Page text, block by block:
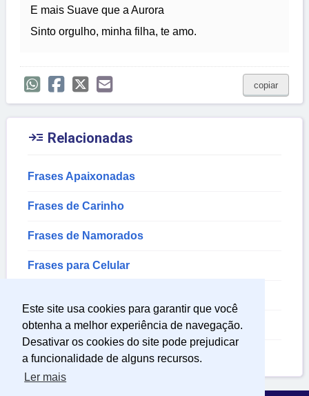
Este site usa cookies para garantir que você
obtenha a melhor experiência de navegação.
Desativar os cookies do site pode prejudicar
a funcionalidade de alguns recursos.
Ler mais
E mais Suave que a Aurora
Sinto orgulho, minha filha, te amo.
copiar
 Relacionadas
Frases Apaixonadas
Frases de Carinho
Frases de Namorados
Frases para Celular
Frases de Pai para Filha
Frases para Filha